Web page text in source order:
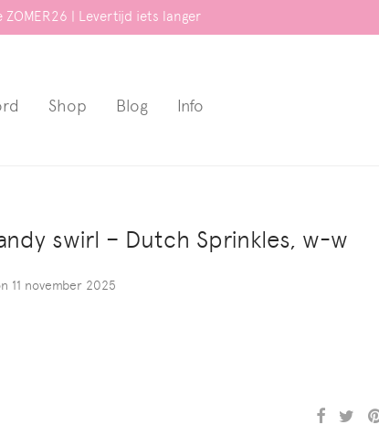
| Levertijd iets langer
Shop Blog Info
swirl – Dutch Sprinkles, w-w
11 november 2025